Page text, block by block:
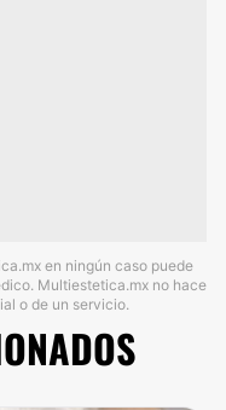
en ningún caso puede
Multiestetica.mx no hace
o de un servicio.